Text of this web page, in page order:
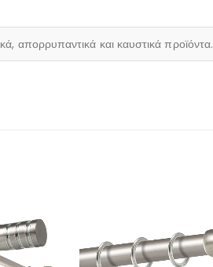
απορρυπαντικά και καυστικά προϊόντα.